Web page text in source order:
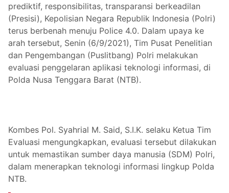
prediktif, responsibilitas, transparansi berkeadilan
(Presisi), Kepolisian Negara Republik Indonesia (Polri)
terus berbenah menuju Police 4.0. Dalam upaya ke
arah tersebut, Senin (6/9/2021), Tim Pusat Penelitian
dan Pengembangan (Puslitbang) Polri melakukan
evaluasi penggelaran aplikasi teknologi informasi, di
Polda Nusa Tenggara Barat (NTB).
Kombes Pol. Syahrial M. Said, S.I.K. selaku Ketua Tim
Evaluasi mengungkapkan, evaluasi tersebut dilakukan
untuk memastikan sumber daya manusia (SDM) Polri,
dalam menerapkan teknologi informasi lingkup Polda
NTB.